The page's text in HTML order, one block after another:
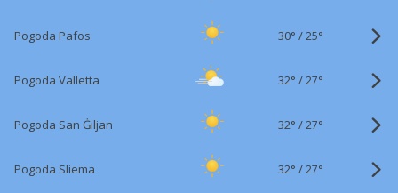
Pogoda Pafos 30° /25°
Pogoda Valletta 32° /27°
Pogoda San Ġiljan 32° /27°
Pogoda Sliema 32° /27°